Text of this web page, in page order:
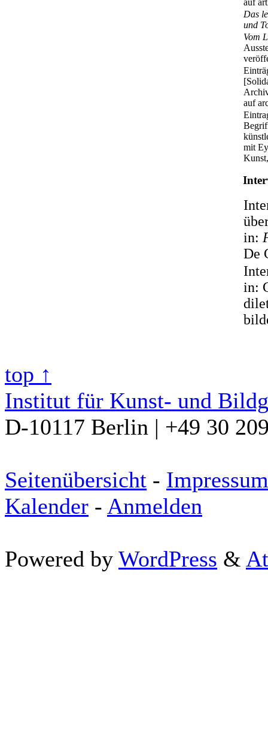
Das
und
Vom
auf
mit
in:
De
in:
top ↑
Institut für Kunst- und
D-10117 Berlin | +49 30
Seitenübersicht - Impressum
Kalender - Anmelden
Powered by WordPress &